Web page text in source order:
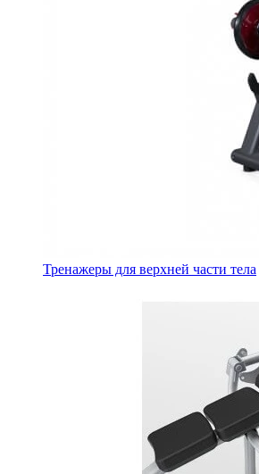
Тренажеры для верхней части тела